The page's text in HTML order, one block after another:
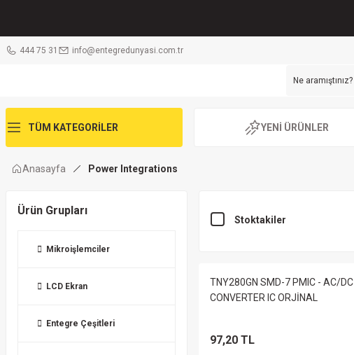
444 75 31 info@entegredunyasi.com.tr
TÜM KATEGORİLER YENİ ÜRÜNLER
Anasayfa Power Integrations
Ürün Grupları
Mikroişlemciler
LCD Ekran
Entegre Çeşitleri
Stoktakiler
TNY280GN SMD-7 PMIC - AC/DC
CONVERTER IC ORJİNAL
97,20 TL